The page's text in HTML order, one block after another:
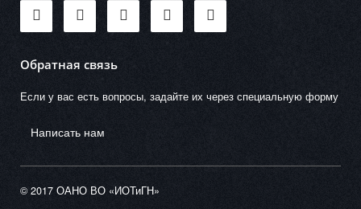
Обратная связь
Если у вас есть вопросы, задайте их через специальную форму
Написать нам
© 2017 ОАНО ВО «ИОТиГН»